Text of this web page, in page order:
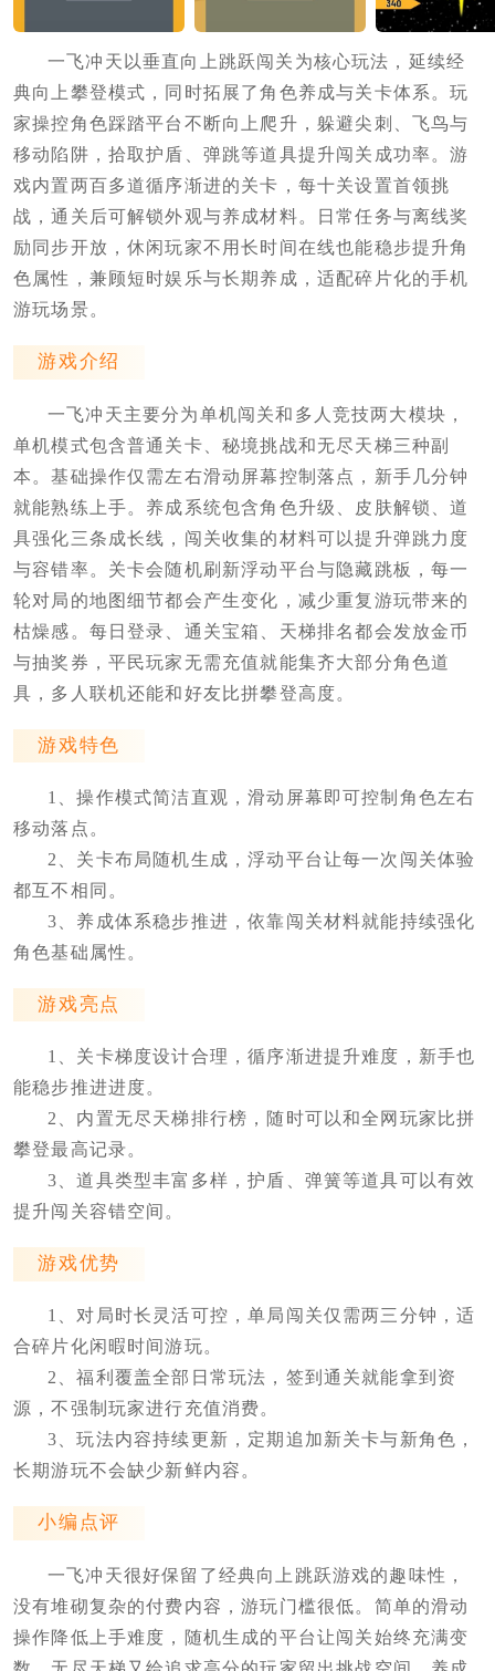
一飞冲天以垂直向上跳跃闯关为核心玩法，延续经
典向上攀登模式，同时拓展了角色养成与关卡体系。玩
家操控角色踩踏平台不断向上爬升，躲避尖刺、飞鸟与
移动陷阱，拾取护盾、弹跳等道具提升闯关成功率。游
戏内置两百多道循序渐进的关卡，每十关设置首领挑
战，通关后可解锁外观与养成材料。日常任务与离线奖
励同步开放，休闲玩家不用长时间在线也能稳步提升角
色属性，兼顾短时娱乐与长期养成，适配碎片化的手机
游玩场景。
游戏介绍
一飞冲天主要分为单机闯关和多人竞技两大模块，
单机模式包含普通关卡、秘境挑战和无尽天梯三种副
本。基础操作仅需左右滑动屏幕控制落点，新手几分钟
就能熟练上手。养成系统包含角色升级、皮肤解锁、道
具强化三条成长线，闯关收集的材料可以提升弹跳力度
与容错率。关卡会随机刷新浮动平台与隐藏跳板，每一
轮对局的地图细节都会产生变化，减少重复游玩带来的
枯燥感。每日登录、通关宝箱、天梯排名都会发放金币
与抽奖券，平民玩家无需充值就能集齐大部分角色道
具，多人联机还能和好友比拼攀登高度。
游戏特色
1、操作模式简洁直观，滑动屏幕即可控制角色左右
移动落点。
2、关卡布局随机生成，浮动平台让每一次闯关体验
都互不相同。
3、养成体系稳步推进，依靠闯关材料就能持续强化
角色基础属性。
游戏亮点
1、关卡梯度设计合理，循序渐进提升难度，新手也
能稳步推进进度。
2、内置无尽天梯排行榜，随时可以和全网玩家比拼
攀登最高记录。
3、道具类型丰富多样，护盾、弹簧等道具可以有效
提升闯关容错空间。
游戏优势
1、对局时长灵活可控，单局闯关仅需两三分钟，适
合碎片化闲暇时间游玩。
2、福利覆盖全部日常玩法，签到通关就能拿到资
源，不强制玩家进行充值消费。
3、玩法内容持续更新，定期追加新关卡与新角色，
长期游玩不会缺少新鲜内容。
小编点评
一飞冲天很好保留了经典向上跳跃游戏的趣味性，
没有堆砌复杂的付费内容，游玩门槛很低。简单的滑动
操作降低上手难度，随机生成的平台让闯关始终充满变